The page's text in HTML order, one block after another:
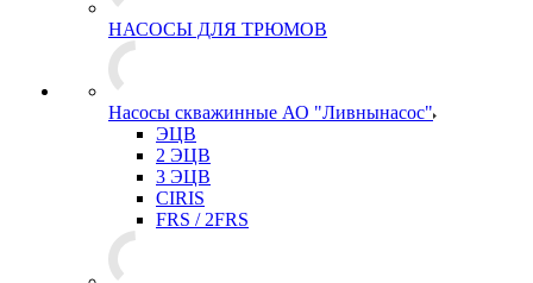
НАСОСЫ ДЛЯ ТРЮМОВ
Насосы скважинные АО "Ливнынасос"
ЭЦВ
2 ЭЦВ
3 ЭЦВ
CIRIS
FRS / 2FRS